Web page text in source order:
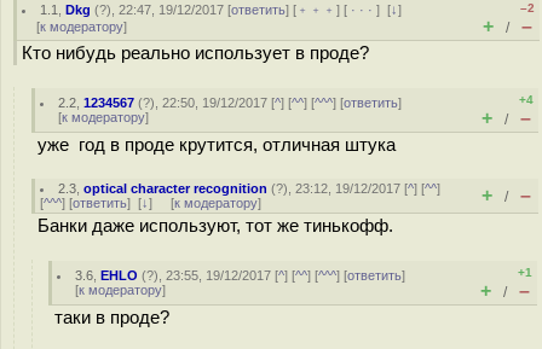
1.1 ,Dkg (?), 22:47, 19/12/2017 [ответить] [ ﹢﹢﹢] [ · · ·][↓]
[к модератору]
–2
+ / –
Кто нибудь реально использует в проде?
2.2 ,1234567 (?), 22:50, 19/12/2017 [^] [^^] [^^^] [ответить]
[к модератору]
+4
+ / –
уже год в проде крутится, отличная штука
2.3 ,optical character recognition (?), 23:12, 19/12/2017 [^] [^^]
[^^^] [ответить] [↓] [к модератору] + / –
Банки даже используют, тот же тинькофф.
3.6 ,EHLO (?), 23:55, 19/12/2017 [^] [^^] [^^^] [ответить]
[к модератору]
+1
+ / –
таки в проде?